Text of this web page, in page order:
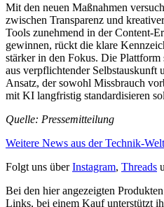
Mit den neuen Maßnahmen
zwischen Transparenz und
Tools zunehmend in der Content-
gewinnen, rückt die klare
stärker in den Fokus. Die
aus verpflichtender Selbstauskunft
Ansatz, der sowohl Missbrauch
mit KI langfristig standardisieren
Quelle: Pressemitteilung
Weitere News aus der Technik-
Folgt uns überInstagram, Threads
Bei den hier angezeigten
Links, bei einem Kauf unterstützt